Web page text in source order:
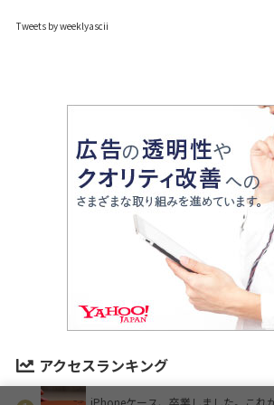
Tweets by weeklyascii
アクセスランキング
iPhoneケース、卒業しました。これ